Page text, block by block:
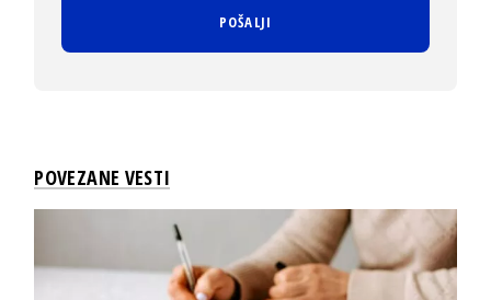
POVEZANE VESTI